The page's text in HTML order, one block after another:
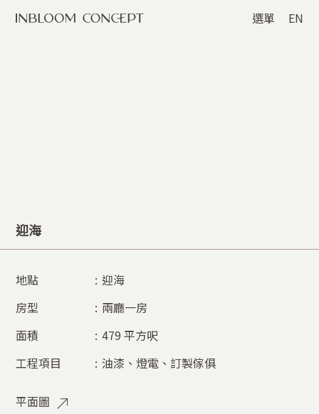
選單 EN
迎海
地點 : 迎海
房型
: 兩廳一房
面積
: 479 平方呎
工程項目
: 油漆、燈電、訂製傢俱​​​
平面圖